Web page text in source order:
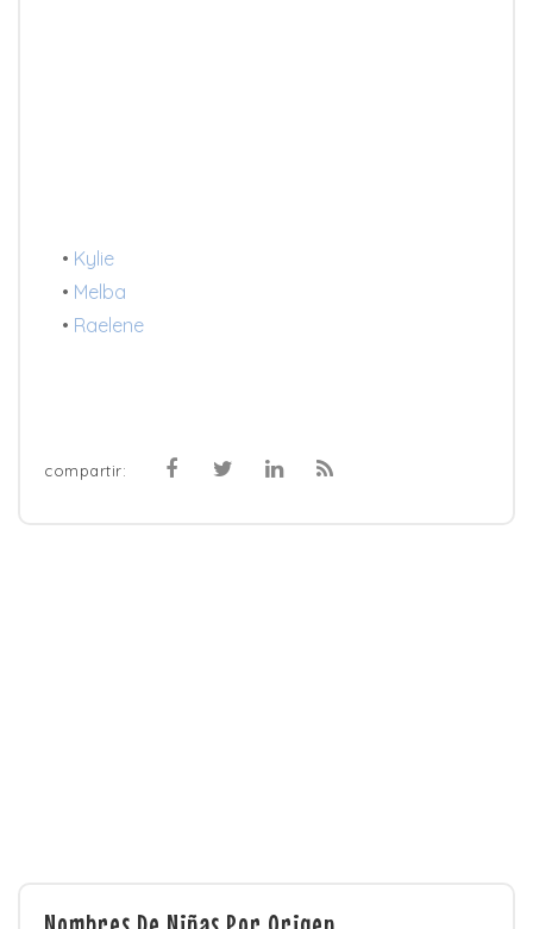
• Kylie
• Melba
• Raelene
compartir: